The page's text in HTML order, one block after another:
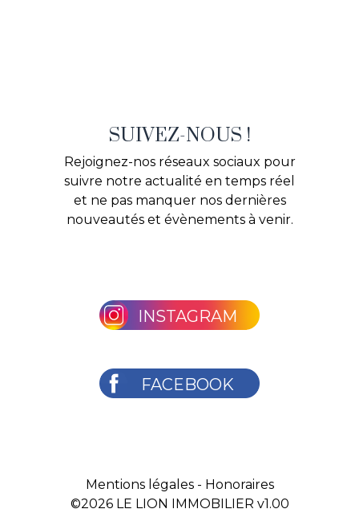
SUIVEZ-NOUS !
Rejoignez-nos réseaux sociaux pour
suivre notre actualité en temps réel
et ne pas manquer nos dernières
nouveautés et évènements à venir.
INSTAGRAM
FACEBOOK
Mentions légales- Honoraires
©2026 LE LION IMMOBILIER v1.00